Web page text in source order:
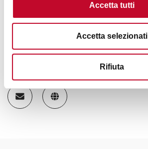
Accetta tutti
Accetta selezionati
Rifiuta